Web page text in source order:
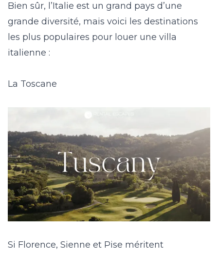
Bien sûr, l’Italie est un grand pays d’une
grande diversité, mais voici les destinations
les plus populaires pour louer une villa
italienne :
La Toscane
Si Florence, Sienne et Pise méritent